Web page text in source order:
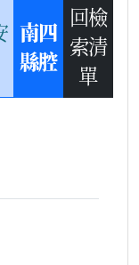
南四
縣腔
回檢
索清
單